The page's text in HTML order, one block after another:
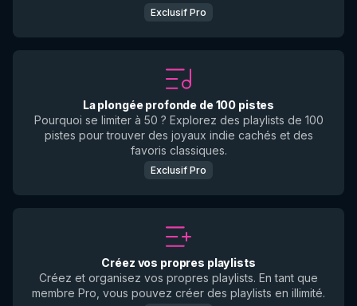
Exclusif Pro
La plongée profonde de 100 pistes
Pourquoi se limiter à 50 ? Explorez des playlists de 100
pistes pour trouver des joyaux indie cachés et des
favoris classiques.
Exclusif Pro
Créez vos propres playlists
Créez et organisez vos propres playlists. En tant que
membre Pro, vous pouvez créer des playlists en illimité.